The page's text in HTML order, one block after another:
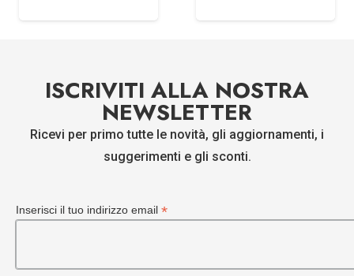
ISCRIVITI ALLA NOSTRA
NEWSLETTER
Ricevi per primo tutte le novità, gli aggiornamenti, i
suggerimenti e gli sconti.
Inserisci il tuo indirizzo email *